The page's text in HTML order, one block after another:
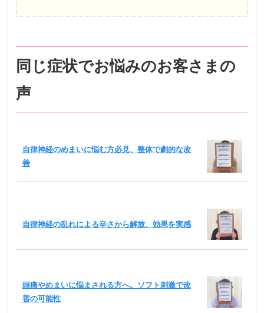
同じ症状でお悩みのお客さまの
声
自律神経のめまいに悩む方必見、整体で劇的な改
善
自律神経の乱れによる辛さから解放、効果を実感
頭痛やめまいに悩まされる方へ。ソフト刺激で改
善の可能性